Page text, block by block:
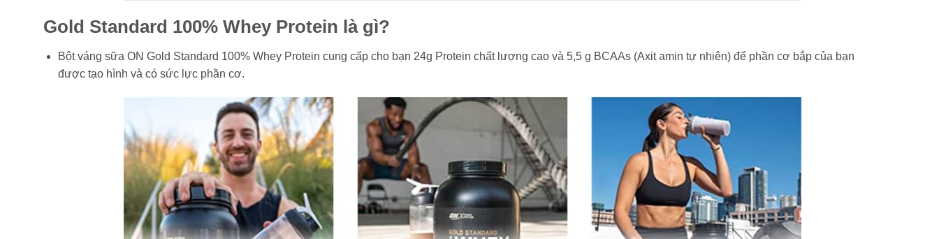
Gold Standard 100% Whey Protein là gì?
Bột váng sữa ON Gold Standard 100% Whey Protein cung cấp cho bạn 24g Protein chất lượng cao và 5,5 g BCAAs (Axit amin tự nhiên) để phần cơ bắp của bạn
được tạo hình và có sức lực phần cơ.